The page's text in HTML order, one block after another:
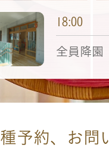
18:00
全員降園
予約、お問